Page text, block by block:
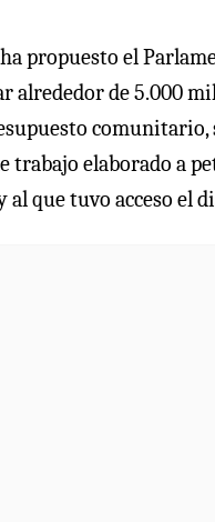
ha propuesto el
alrededor de 5.000
comunitario,
trabajo elaborado a
al que tuvo acceso el